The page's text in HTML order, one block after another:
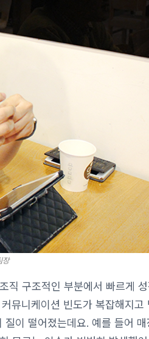
장
직 구조적인 부분에서 빠르게
뮤니케이션 빈도가 복잡해지고
이 떨어졌는데요. 예를 들어